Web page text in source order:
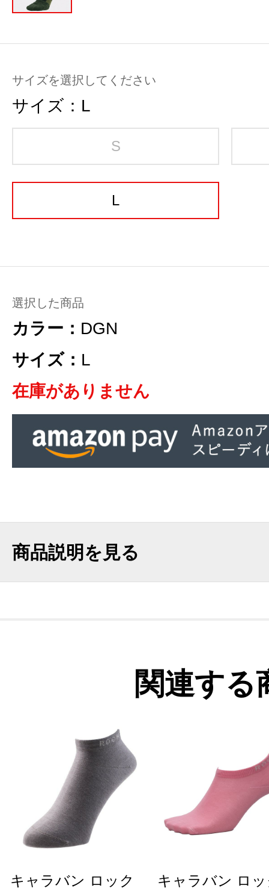
サイズを選択してください
サイズ： L
S
L
選択した商品
カラー： DGN
サイズ： L
在庫がありません
商品説明を見る
関連する
キャラバン ロック キャラバン ロ